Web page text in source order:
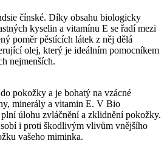
čínské. Díky obsahu biologicky
kyselin a vitamínu E se řadí mezi
poměr pěstících látek z něj dělá
olej, který je ideálním pomocníkem
nejmenších.
pokožky a je bohatý na vzácné
minerály a vitamin E. V Bio
úlohu zvláčnění a zklidnění pokožky.
i proti škodlivým vlivům vnějšího
vašeho miminka.